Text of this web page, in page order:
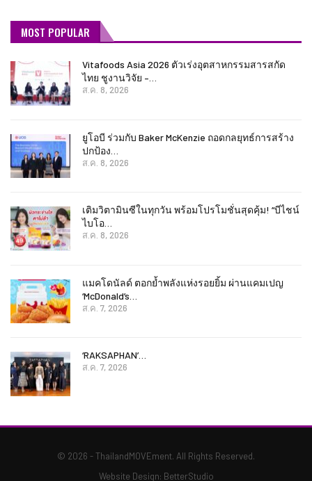
MOST POPULAR
Vitafoods Asia 2026 ตัวเร่งอุตสาหกรรมสารสกัด
ไทย ชูงานวิจัย –…
ส.ค. 8, 2026
ยูโอบี ร่วมกับ Baker McKenzie ถอดกลยุทธ์การสร้าง
ปกป้อง…
ส.ค. 8, 2026
เติมวิตามินซีในทุกวัน พร้อมโปรโมชั่นสุดคุ้ม! “บีไชน์
ไบโอ…
ส.ค. 8, 2026
แมคโดนัลด์ ตอกย้ำพลังแห่งรอยยิ้ม ผ่านแคมเปญ
‘McDonald’s…
ส.ค. 7, 2026
‘RAKSAPHAN’…
ส.ค. 7, 2026
© 2026 - ThailandMOVEment. All Rights Reserved.
Website Design: BetterStudio